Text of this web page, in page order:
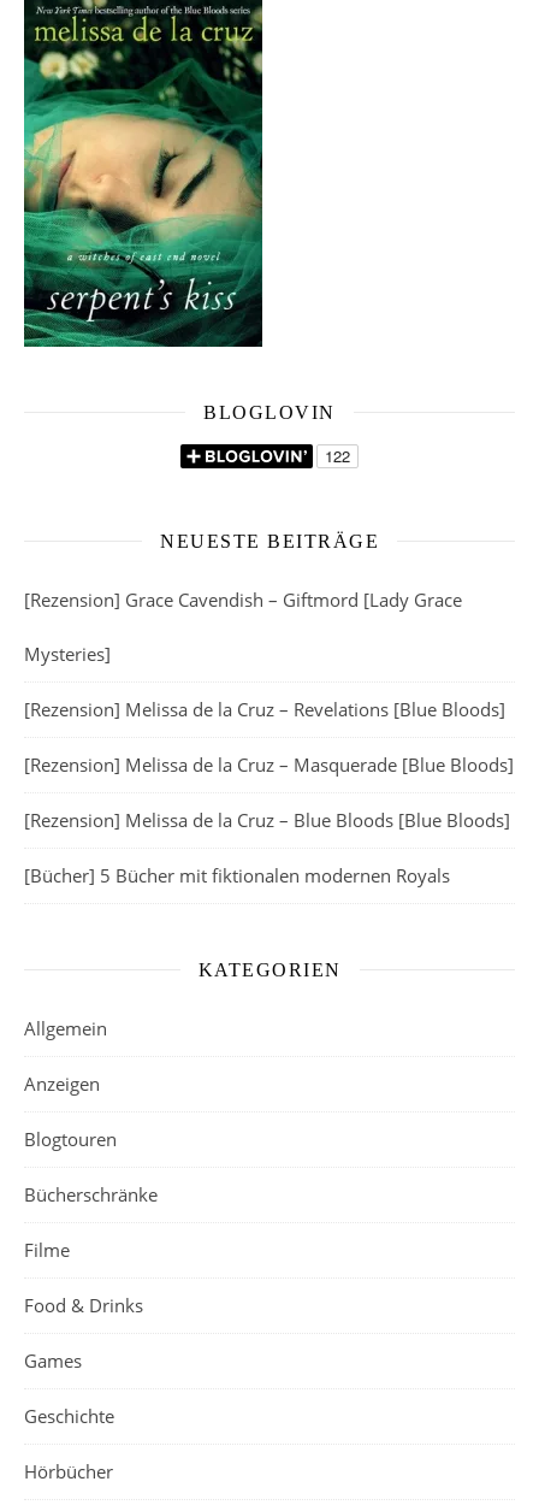
BLOGLOVIN
NEUESTE BEITRÄGE
[Rezension] Grace Cavendish – Giftmord [Lady Grace
Mysteries]
[Rezension] Melissa de la Cruz – Revelations [Blue Bloods]
[Rezension] Melissa de la Cruz – Masquerade [Blue Bloods]
[Rezension] Melissa de la Cruz – Blue Bloods [Blue Bloods]
[Bücher] 5 Bücher mit fiktionalen modernen Royals
KATEGORIEN
Allgemein
Anzeigen
Blogtouren
Bücherschränke
Filme
Food & Drinks
Games
Geschichte
Hörbücher